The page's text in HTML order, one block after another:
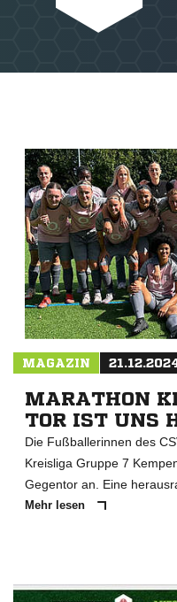
MAGAZIN
MARATHON
TOR IST UNS
Die Fußballerinnen des
Kreisliga Gruppe 7
Gegentor an. Eine
Mehr lesen